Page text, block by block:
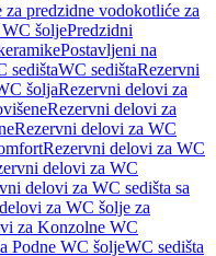
predzidne vodokotliće za
šoljePredzidni
Postavljeni na
sedištaWC sedištaRezervni
šoljaRezervni delovi za
Rezervni delovi za
Rezervni delovi za WC
Rezervni delovi za WC
delovi za WC
delovi za WC sedišta sa
za WC šolje za
za Konzolne WC
Podne WC šoljeWC sedišta